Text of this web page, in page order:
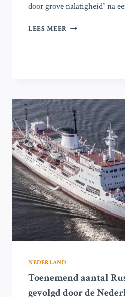
door grove nalatigheid” na
LEES MEER BRITSE
OLIETANKER
EN
VRACHTSCHIP
IN
DE
NOORDZEE
NEDERLAND
Toenemend aantal
gevolgd door de